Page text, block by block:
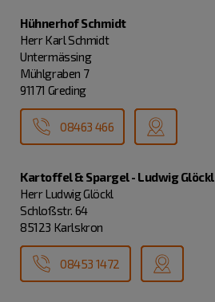
Hühnerhof Schmidt
Herr Karl Schmidt
Untermässing
Mühlgraben 7
91171 Greding
08463 466
Kartoffel & Spargel - Ludwig Glöckl
Herr Ludwig Glöckl
Schloßstr. 64
85123 Karlskron
08453 1472